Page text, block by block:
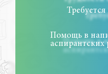
Помощь в
аспирантских